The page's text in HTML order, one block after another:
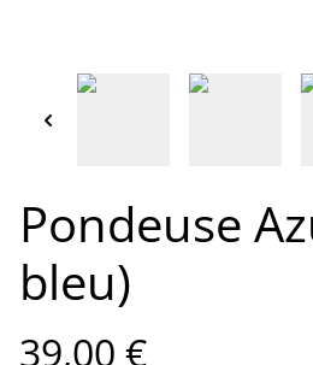
Pondeuse
bleu)
39,00 €